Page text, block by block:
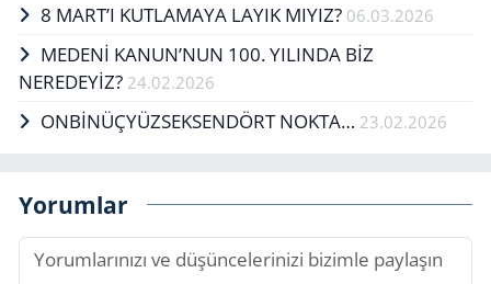
8 MART’I KUTLAMAYA LAYIK MIYIZ? 06.03.2026
MEDENİ KANUN’NUN 100. YILINDA BİZ
NEREDEYİZ? 24.02.2026
ONBİNÜÇYÜZSEKSENDÖRT NOKTA… 23.02.2026
Yorumlar